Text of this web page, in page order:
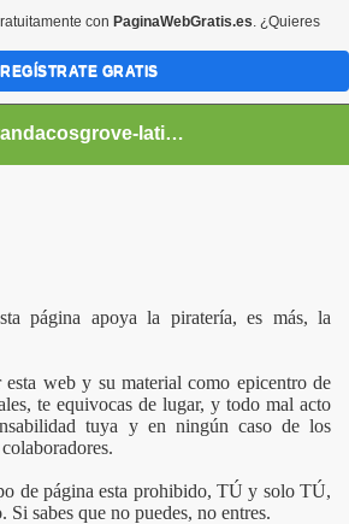
mirandacosgrove-latino
página apoya la piratería, es más, la
esta web y su material como epicentro de
te equivocas de lugar, y todo mal acto
tuya y en ningún caso de los
de página esta prohibido, TÚ y solo TÚ,
Si sabes que no puedes, no entres.
con PaginaWebGratis.es. ¿Quieres
REGÍSTRATE GRATIS